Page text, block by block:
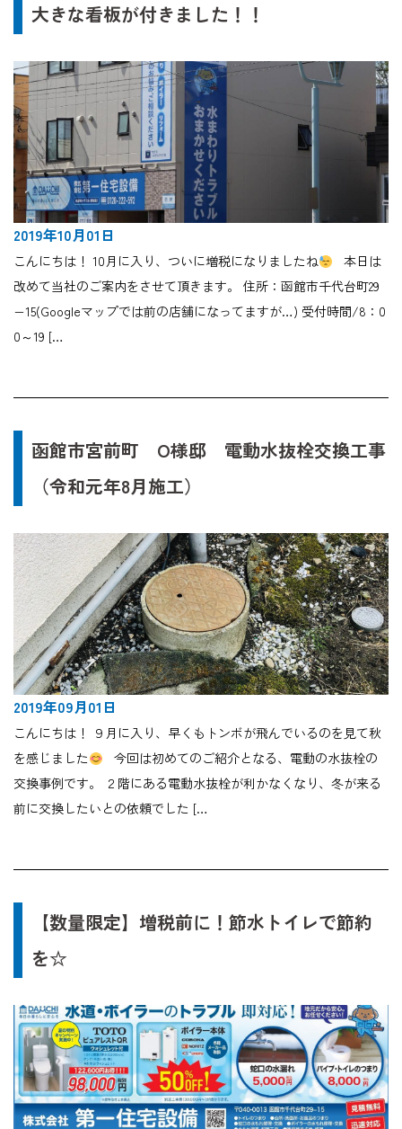
大きな看板が付きました！！
2019年10月01日
こんにちは！ 10月に入り、ついに増税になりましたね
本日は
改めて当社のご案内をさせて頂きます。 住所：函館市千代台町29
−15(Googleマップでは前の店舗になってますが…) 受付時間/8：0
0～19 […
函館市宮前町 O様邸 電動水抜栓交換工事
（令和元年8月施工）
2019年09月01日
こんにちは！ ９月に入り、早くもトンボが飛んでいるのを見て秋
を感じました
今回は初めてのご紹介となる、電動の水抜栓の
交換事例です。 ２階にある電動水抜栓が利かなくなり、冬が来る
前に交換したいとの依頼でした […
【数量限定】増税前に！節水トイレで節約
を☆